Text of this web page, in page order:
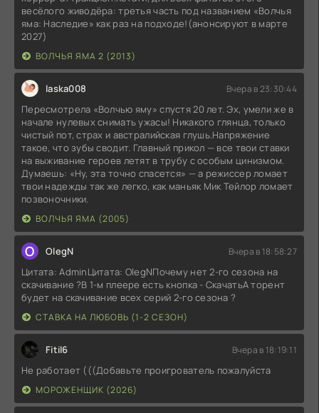
весёлого живодёра: третья часть под названием «Волчья
яма: Наследие» как раз на подходе!(анонсируют в марте
2027)
ВОЛЧЬЯ ЯМА 2 (2013)
laska008 Вчера в 23:30:44
Пересмотрела «Волчью яму» спустя 20 лет. Эх, умели же в
начале нулевых снимать ужасы! Никакого глянца, только
чистый пот, страх и австралийская глушь.Напряжение
такое, что зубы сводит. Главный прикол — все твои ставки
на выживание героев летят в трубу с особым цинизмом.
Думаешь: «Ну, эта точно спасется» — а режиссер ломает
твои надежды так же легко, как маньяк Мик Тейлор ломает
позвоночники.
ВОЛЧЬЯ ЯМА (2005)
O OlegN Вчера в 18:58:27
Цитата: AdminЦитата: OlegNПочему нет 2-го сезона на
скачивание ?В 1-м плеере есть кнопка - СкачатьА торент
будет на скачивание всех серий 2-го сезона ?
СТАВКА НА ЛЮБОВЬ (1-2 СЕЗОН)
Fitil6 Вчера в 18:19:11
Не работает (((Добавьте проигрователь пожалуйста
МОРОЖЕНЩИК (2026)